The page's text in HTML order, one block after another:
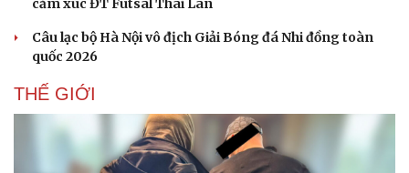
cảm xúc ĐT Futsal Thái Lan
Câu lạc bộ Hà Nội vô địch Giải Bóng đá Nhi đồng toàn
quốc 2026
THẾ GIỚI